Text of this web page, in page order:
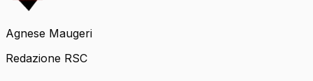
Agnese Maugeri
Redazione RSC